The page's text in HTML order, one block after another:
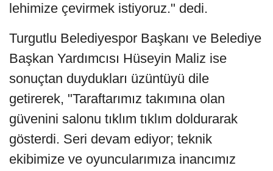
lehimize çevirmek istiyoruz." dedi.
Turgutlu Belediyespor Başkanı ve Belediye
Başkan Yardımcısı Hüseyin Maliz ise
sonuçtan duydukları üzüntüyü dile
getirerek, "Taraftarımız takımına olan
güvenini salonu tıklım tıklım doldurarak
gösterdi. Seri devam ediyor; teknik
ekibimize ve oyuncularımıza inancımız